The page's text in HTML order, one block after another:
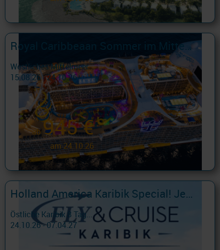
Royal Caribbeaan Sommer im Mittelmeer! Jetzt buchen...
Westliches Mittelmeer...
15.08.26 - 24.10.26
ab 945 €
am 24.10.26
Holland America Karibik Special! Jetzt FLY & Cruise buchen....
Östliche Karibik 8 Tag...
24.10.26 - 07.04.27